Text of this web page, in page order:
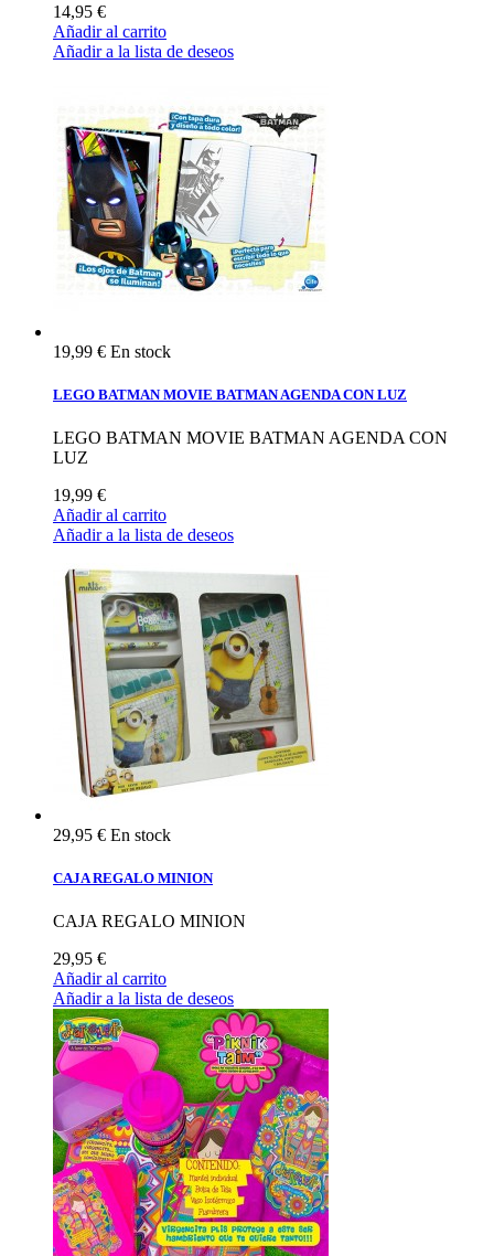
14,95 €
Añadir al carrito
Añadir a la lista de deseos
19,99 € En stock
LEGO BATMAN MOVIE BATMAN AGENDA CON LUZ
LEGO BATMAN MOVIE BATMAN AGENDA CON
LUZ
19,99 €
Añadir al carrito
Añadir a la lista de deseos
29,95 € En stock
CAJA REGALO MINION
CAJA REGALO MINION
29,95 €
Añadir al carrito
Añadir a la lista de deseos